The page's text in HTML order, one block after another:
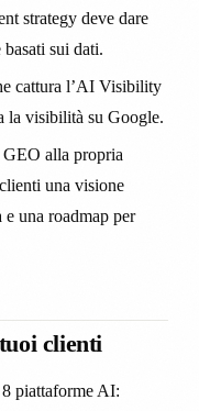
strategy deve dare
sui dati.
cattura l’AI Visibility
la visibilità su Google.
alla propria
una visione
una roadmap per
clienti
piattaforme AI: